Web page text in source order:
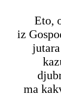
Eto,
iz
ma